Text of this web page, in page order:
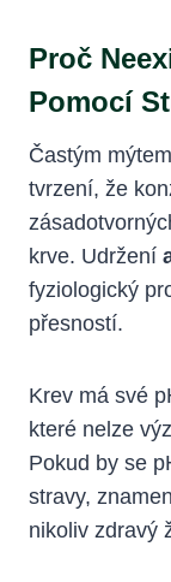
Proč
Pomocí
Častým
tvrzení, že
krve. Udržení
fyziologický
přesností.
Krev má své
které nelze
Pokud by se
stravy,
nikoliv zdravý